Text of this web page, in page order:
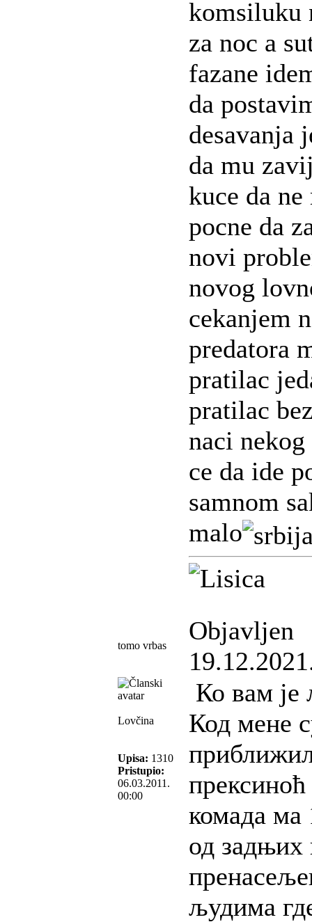
komsiluku
za noc a
fazane
da
desavanja
da mu
kuce da ne
pocne da
novi
novog
cekanjem
predatora
pratilac
pratilac
naci
ce da ide
samnom
malo
tomo vrbas
Objavljen
Lovčina
Upisa: 1310
Pristupio:
06.03.2011.
00:00
Ко вам је
Код мене
комада ма
од задњих
људима